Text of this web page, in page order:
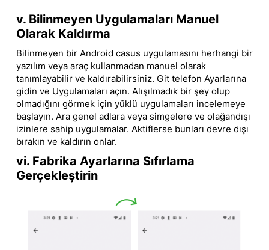
v. Bilinmeyen Uygulamaları Manuel
Olarak Kaldırma
Bilinmeyen bir Android casus uygulamasını herhangi bir
yazılım veya araç kullanmadan manuel olarak
tanımlayabilir ve kaldırabilirsiniz. Git telefon Ayarlarına
gidin ve Uygulamaları açın. Alışılmadık bir şey olup
olmadığını görmek için yüklü uygulamaları incelemeye
başlayın. Ara genel adlara veya simgelere ve olağandışı
izinlere sahip uygulamalar. Aktiflerse bunları devre dışı
bırakın ve kaldırın onlar.
vi. Fabrika Ayarlarına Sıfırlama
Gerçekleştirin